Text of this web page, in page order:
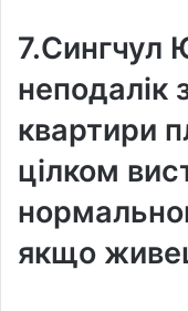
7.Сингчул
неподалік
квартири
цілком
якщо